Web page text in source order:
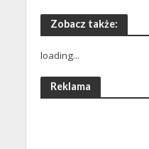
Zobacz także:
loading...
Reklama